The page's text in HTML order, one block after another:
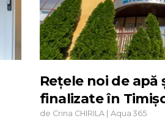
Rețele noi de apă
finalizate în
de Crina CHIRILA | Aqua 365